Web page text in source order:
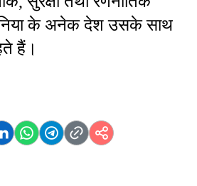
के अनेक देश उसके साथ
हैं।